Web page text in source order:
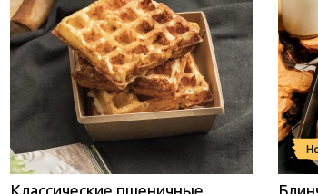
Классические пшеничные